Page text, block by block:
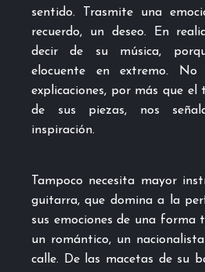
sentido. Trasmite una
recuerdo, un deseo. En
decir de su música,
elocuente en extremo.
explicaciones, por más que
de sus piezas, nos
inspiración.
Tampoco necesita mayor
guitarra, que domina a la
sus emociones de una forma
un romántico, un
calle. De las macetas de su